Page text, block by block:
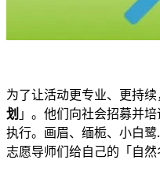
为了让活动更专业、更持
划 」。他们向社会招募并
执行。画眉、缅栀、小白
志愿导师们给自己的「自然